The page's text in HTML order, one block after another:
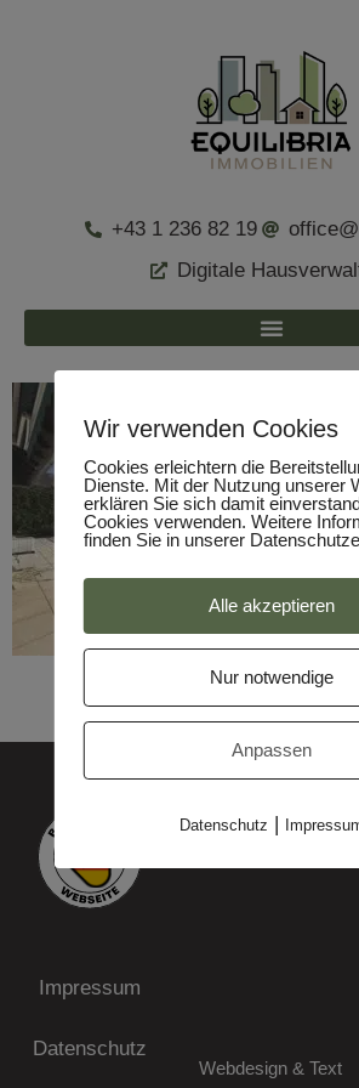
+43 1 236 82 19
Digitale
Impressum
Datenschutz
Webdesign & Text
Wir verwenden Cookies
Cookies erleichtern die
Dienste. Mit der Nutzung unserer
erklären Sie sich damit
Cookies verwenden. Weitere
finden Sie in unserer
Alle akzeptieren
Nur notwendige
Anpassen
Datenschutz |